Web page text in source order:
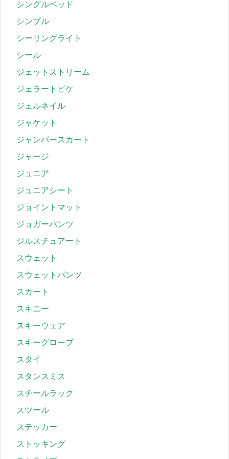
シングルベッド
シンプル
シーリングライト
シール
ジェットストリーム
ジェラートピケ
ジェルネイル
ジャケット
ジャンパースカート
ジャージ
ジュニア
ジュニアシート
ジョイントマット
ジョガーパンツ
ジルスチュアート
スウェット
スウェットパンツ
スカート
スキニー
スキーウェア
スキーグローブ
スタイ
スタンスミス
スチールラック
スツール
ステッカー
ストッキング